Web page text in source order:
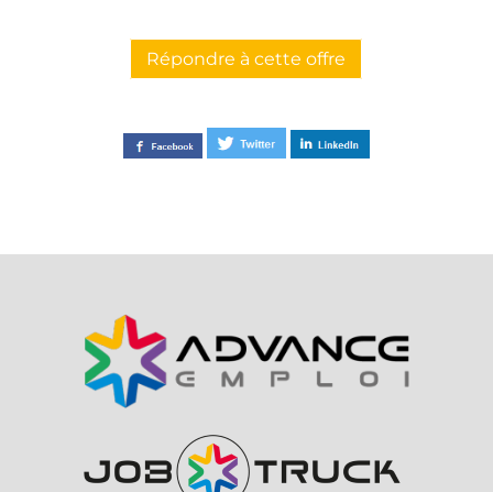
Répondre à cette offre